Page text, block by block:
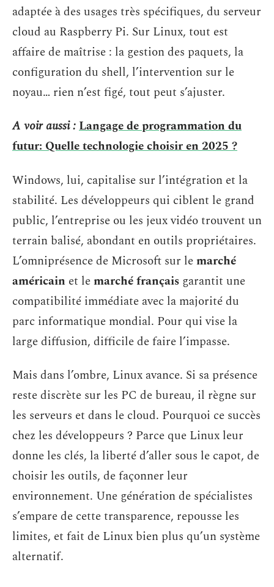
adaptée à des usages très spécifiques, du serveur
cloud au Raspberry Pi. Sur Linux, tout est
affaire de maîtrise : la gestion des paquets, la
configuration du shell, l’intervention sur le
noyau… rien n’est figé, tout peut s’ajuster.
A voir aussi :Langage de programmation du
futur: Quelle technologie choisir en 2025 ?
Windows, lui, capitalise sur l’intégration et la
stabilité. Les développeurs qui ciblent le grand
public, l’entreprise ou les jeux vidéo trouvent un
terrain balisé, abondant en outils propriétaires.
L’omniprésence de Microsoft sur lemarché
américain et lemarché français garantit une
compatibilité immédiate avec la majorité du
parc informatique mondial. Pour qui vise la
large diffusion, difficile de faire l’impasse.
Mais dans l’ombre, Linux avance. Si sa présence
reste discrète sur les PC de bureau, il règne sur
les serveurs et dans le cloud. Pourquoi ce succès
chez les développeurs ? Parce que Linux leur
donne les clés, la liberté d’aller sous le capot, de
choisir les outils, de façonner leur
environnement. Une génération de spécialistes
s’empare de cette transparence, repousse les
limites, et fait de Linux bien plus qu’un système
alternatif.